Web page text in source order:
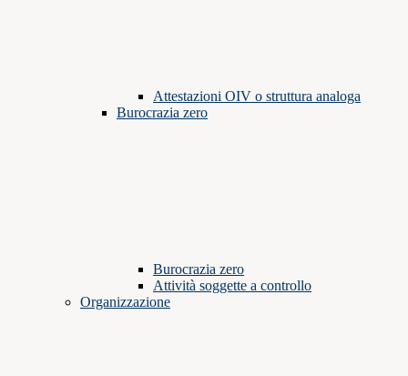
Attestazioni OIV o struttura analoga
Burocrazia zero
Burocrazia zero
Attività soggette a controllo
Organizzazione